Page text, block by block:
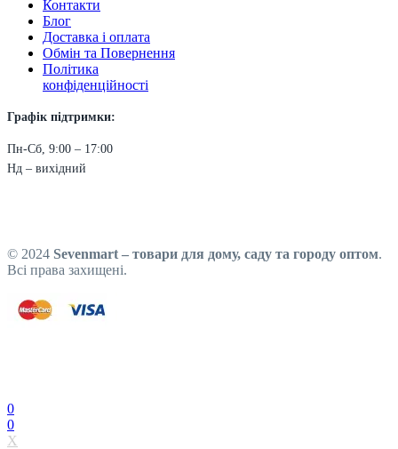
Контакти
Блог
Доставка і оплата
Обмін та Повернення
Політика
конфіденційності
Графік підтримки:
Пн-Сб, 9:00 – 17:00
Нд – вихідний
© 2024 Sevenmart – товари для дому, саду та городу оптом.
Всі права захищені.
0
0
X